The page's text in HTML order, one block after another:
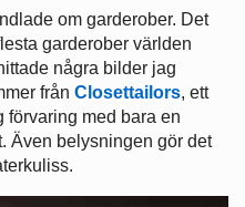
om garderober. Det
garderober världen
några bilder jag
från Closettailors, ett
förvaring med bara en
Även belysningen gör det